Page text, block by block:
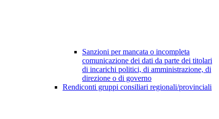
Sanzioni per mancata o incompleta
comunicazione dei dati da parte dei titolari
di incarichi politici, di amministrazione, di
direzione o di governo
Rendiconti gruppi consiliari regionali/provinciali